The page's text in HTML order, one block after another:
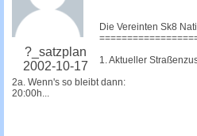
?_satzplan
2002-10-17
Die Vereinten Sk8
1. Aktueller
2a. Wenn's so bleibt dann:
20:00h...